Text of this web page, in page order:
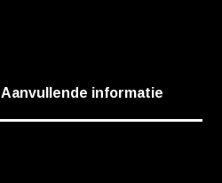
Aanvullende informatie